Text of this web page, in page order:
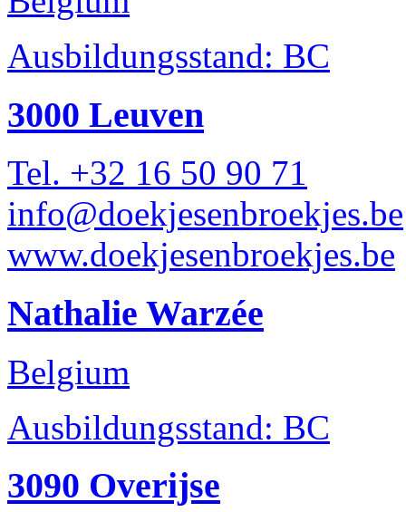
Ausbildungsstand: BC
3000 Leuven
Tel. +32 16 50 90 71
info@doekjesenbroekjes.be
www.doekjesenbroekjes.be
Nathalie Warzée
Belgium
Ausbildungsstand: BC
3090 Overijse